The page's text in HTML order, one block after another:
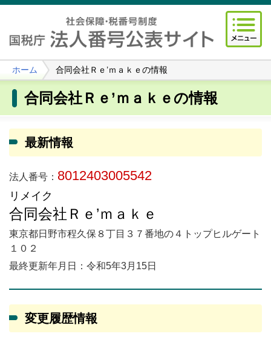
ホーム 合同会社Ｒｅ’ｍａｋｅの情報
合同会社Ｒｅ’ｍａｋｅの情報
最新情報
法人番号： 8012403005542
リメイク
合同会社Ｒｅ’ｍａｋｅ
東京都日野市程久保８丁目３７番地の４トップヒルゲート
１０２
最終更新年月日：令和5年3月15日
変更履歴情報